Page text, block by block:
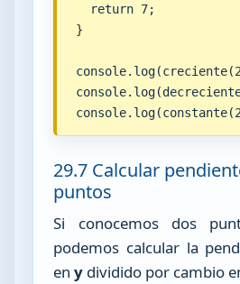
  return 7;
}
29.7 Calcular
puntos
Si conocemos dos
podemos calcular la
eny dividido por cambio